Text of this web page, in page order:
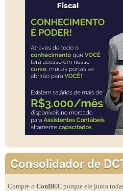
Consolidador de
Compre o ConDEC porque ele junta